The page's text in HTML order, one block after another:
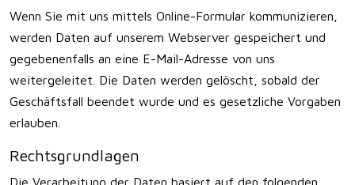
Wenn Sie mit uns mittels Online-Formular kommunizieren,
werden Daten auf unserem Webserver gespeichert und
gegebenenfalls an eine E-Mail-Adresse von uns
weitergeleitet. Die Daten werden gelöscht, sobald der
Geschäftsfall beendet wurde und es gesetzliche Vorgaben
erlauben.
Rechtsgrundlagen